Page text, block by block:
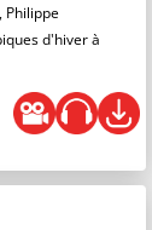
Philippe
d'hiver à